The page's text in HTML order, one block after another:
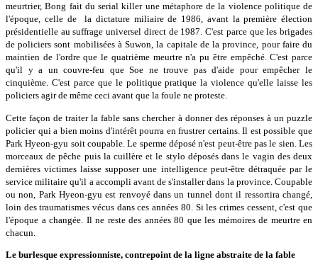
meurtrier, Bong fait du serial killer une métaphore de la violence politique de
l'époque, celle de la dictature miliaire de 1986, avant la première élection
présidentielle au suffrage universel direct de 1987. C'est parce que les brigades
de policiers sont mobilisées à Suwon, la capitale de la province, pour faire du
maintien de l'ordre que le quatrième meurtre n'a pu être empêché. C'est parce
qu'il y a un couvre-feu que Soe ne trouve pas d'aide pour empêcher le
cinquième. C'est parce que le politique pratique la violence qu'elle laisse les
policiers agir de même ceci avant que la foule ne proteste.
Cette façon de traiter la fable sans chercher à donner des réponses à un puzzle
policier qui a bien moins d'intérêt pourra en frustrer certains. Il est possible que
Park Hyeon-gyu soit coupable. Le sperme déposé n'est peut-être pas le sien. Les
morceaux de pêche puis la cuillère et le stylo déposés dans le vagin des deux
dernières victimes laisse supposer une intelligence peut-être détraquée par le
service militaire qu'il a accompli avant de s'installer dans la province. Coupable
ou non, Park Hyeon-gyu est renvoyé dans un tunnel dont il ressortira changé,
loin des traumatismes vécus dans ces années 80. Si les crimes cessent, c'est que
l'époque a changée. Il ne reste des années 80 que les mémoires de meurtre en
chacun.
Le burlesque expressionniste, contrepoint de la ligne abstraite de la fable